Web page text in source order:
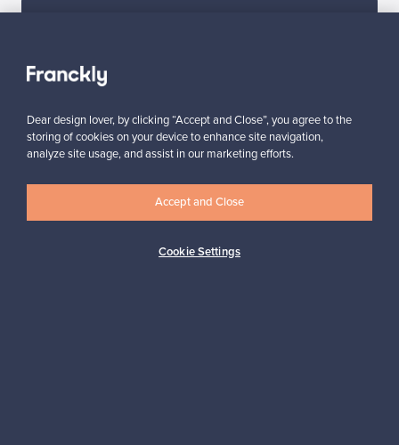
Aitoa designia Turvalliset maksut
Dear design lover, by clicking “Accept and Close”, you agree to the
storing of cookies on your device to enhance site navigation,
analyze site usage, and assist in our marketing efforts.
Cookie Settings
Accept and Close